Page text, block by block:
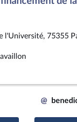
l'Université, 75355
@